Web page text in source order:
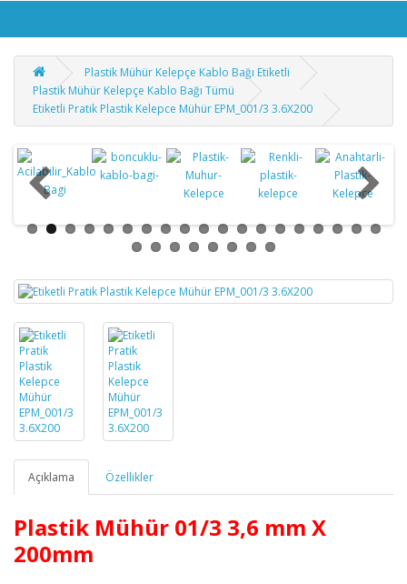
Plastik Mühür Kelepçe Kablo Bağı Etiketli
Plastik Mühür Kelepçe Kablo Bağı Tümü
Etiketli Pratik Plastik Kelepce Mühür EPM_001/3 3.6X200
Açıklama Özellikler
Plastik Mühür 01/3 3,6 mm X
200mm